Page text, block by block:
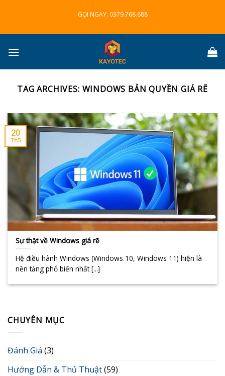
GỌI NGAY: 0379.768.688
TAG ARCHIVES: WINDOWS BẢN QUYỀN GIÁ RẼ
Sự thật về Windows giá rẽ
Hệ điều hành Windows (Windows 10, Windows 11) hiện là
nền tảng phổ biến nhất [...]
20
Th5
CHUYÊN MỤC
Đánh Giá (3)
Hướng Dẫn & Thủ Thuật(59)